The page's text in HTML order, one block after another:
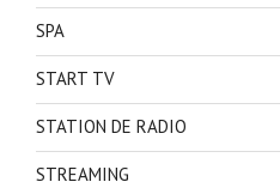
SPA
START TV
STATION DE RADIO
STREAMING